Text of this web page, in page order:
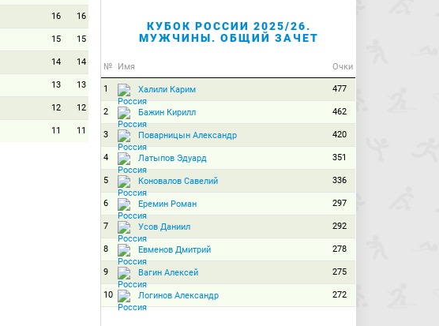
16 16
15 15
14 14
13 13
12 12
11 11
КУБОК РОССИИ 2025/26.
МУЖЧИНЫ. ОБЩИЙ ЗАЧЕТ
№ Имя Очки
1 Халили Карим 477
2 Бажин Кирилл 462
3 Поварницын Александр 420
4 Латыпов Эдуард 351
5 Коновалов Савелий 336
6 Еремин Роман 297
7 Усов Даниил 292
8 Евменов Дмитрий 278
9 Вагин Алексей 275
10 Логинов Александр 272